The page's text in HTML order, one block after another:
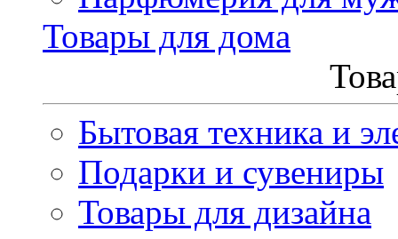
Товары для дома
Бытовая техника и
Подарки и сувениры
Товары для дизайна